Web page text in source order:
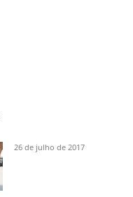
26 de julho de 2017